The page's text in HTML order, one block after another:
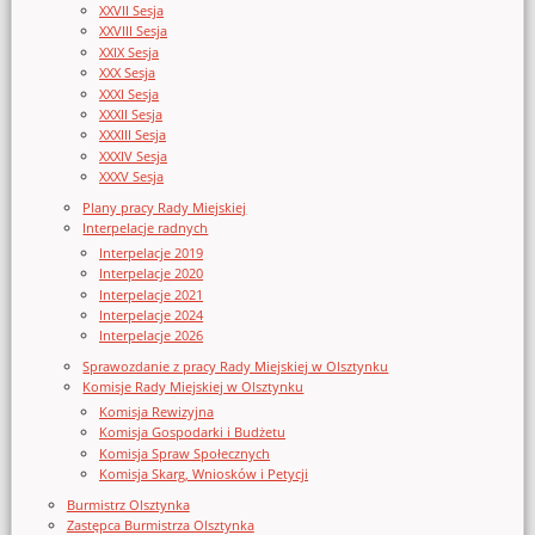
XXVII Sesja
XXVIII Sesja
XXIX Sesja
XXX Sesja
XXXI Sesja
XXXII Sesja
XXXIII Sesja
XXXIV Sesja
XXXV Sesja
Plany pracy Rady Miejskiej
Interpelacje radnych
Interpelacje 2019
Interpelacje 2020
Interpelacje 2021
Interpelacje 2024
Interpelacje 2026
Sprawozdanie z pracy Rady Miejskiej w Olsztynku
Komisje Rady Miejskiej w Olsztynku
Komisja Rewizyjna
Komisja Gospodarki i Budżetu
Komisja Spraw Społecznych
Komisja Skarg, Wniosków i Petycji
Burmistrz Olsztynka
Zastępca Burmistrza Olsztynka